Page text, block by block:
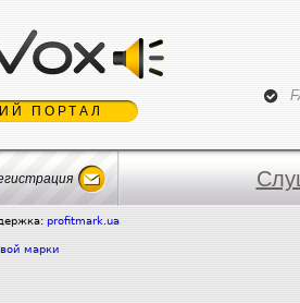
ПОРТАЛ
profitmark.ua
марки